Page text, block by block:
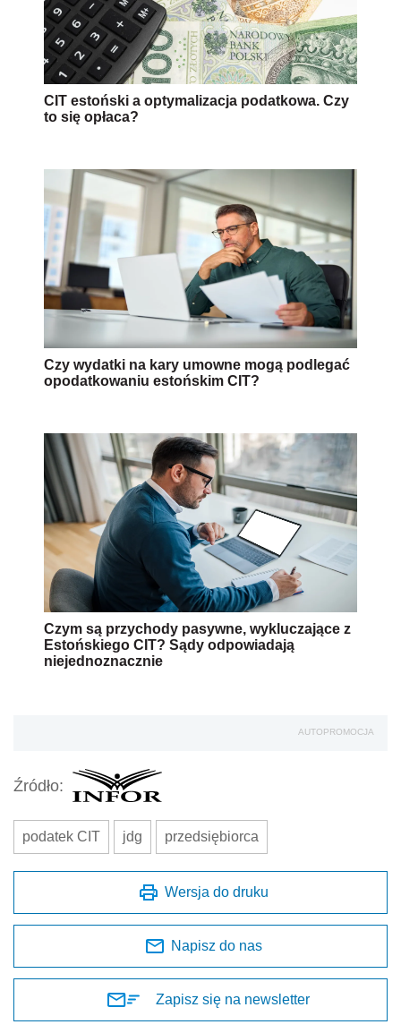
CIT estoński a optymalizacja podatkowa. Czy
to się opłaca?
Czy wydatki na kary umowne mogą podlegać
opodatkowaniu estońskim CIT?
Czym są przychody pasywne, wykluczające z
Estońskiego CIT? Sądy odpowiadają
niejednoznacznie
AUTOPROMOCJA
Źródło:
podatek CIT jdg przedsiębiorca
Wersja do druku
Napisz do nas
Zapisz się na newsletter